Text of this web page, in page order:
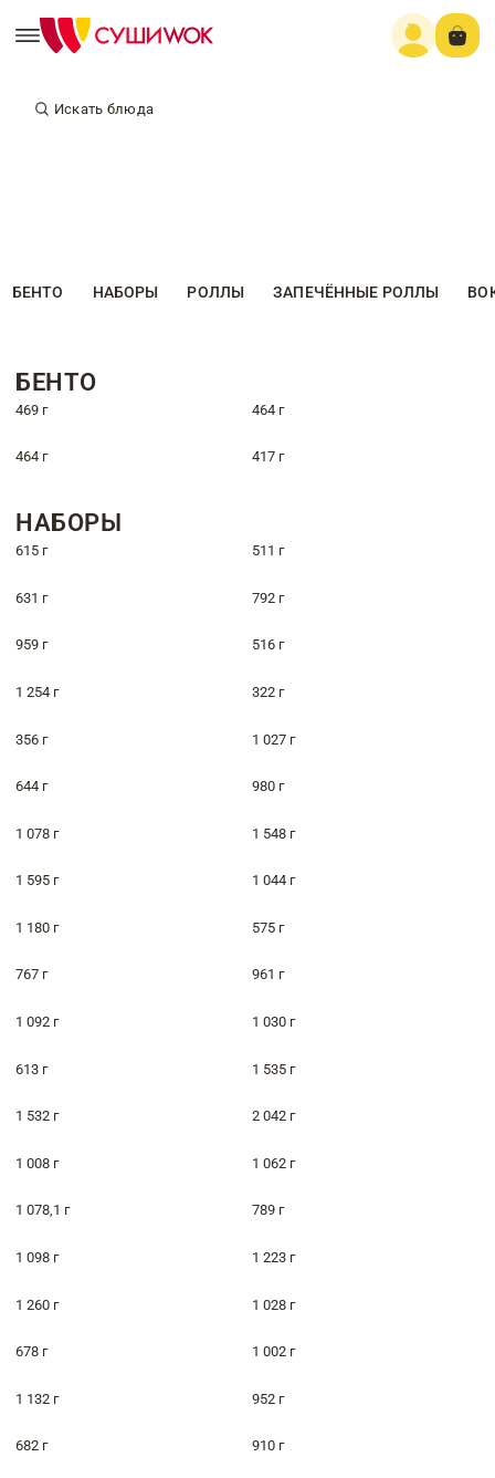
Искать блюда
БЕНТО НАБОРЫ РОЛЛЫ ЗАПЕЧЁННЫЕ РОЛЛЫ
БЕНТО
469 г 464 г
464 г 417 г
НАБОРЫ
615 г 511 г
631 г 792 г
959 г 516 г
1 254 г 322 г
356 г 1 027 г
644 г 980 г
1 078 г 1 548 г
1 595 г 1 044 г
1 180 г 575 г
767 г 961 г
1 092 г 1 030 г
613 г 1 535 г
1 532 г 2 042 г
1 008 г 1 062 г
1 078,1 г 789 г
1 098 г 1 223 г
1 260 г 1 028 г
678 г 1 002 г
1 132 г 952 г
682 г 910 г